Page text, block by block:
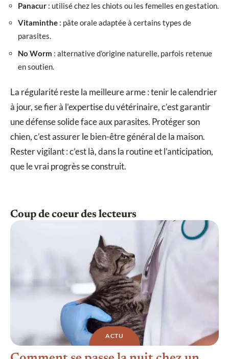
Panacur : utilisé chez les chiots ou les femelles en gestation.
Vitaminthe : pâte orale adaptée à certains types de
parasites.
No Worm : alternative d’origine naturelle, parfois retenue
en soutien.
La régularité reste la meilleure arme : tenir le calendrier
à jour, se fier à l’expertise du vétérinaire, c’est garantir
une défense solide face aux parasites. Protéger son
chien, c’est assurer le bien-être général de la maison.
Rester vigilant : c’est là, dans la routine et l’anticipation,
que le vrai progrès se construit.
Coup de coeur des lecteurs
ACTU